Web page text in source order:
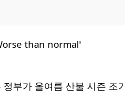
부가 올여름 산불 시즌 조